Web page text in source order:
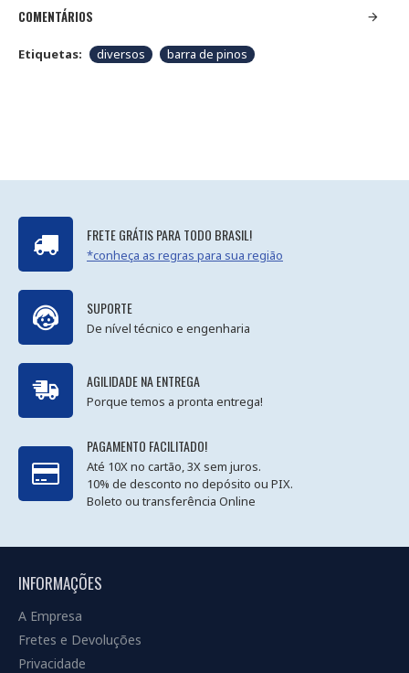
COMENTÁRIOS
Etiquetas: diversos barra de pinos
FRETE GRÁTIS PARA TODO BRASIL!
*conheça as regras para sua região
SUPORTE
De nível técnico e engenharia
AGILIDADE NA ENTREGA
Porque temos a pronta entrega!
PAGAMENTO FACILITADO!
Até 10X no cartão, 3X sem juros.
10% de desconto no depósito ou PIX.
Boleto ou transferência Online
INFORMAÇÕES
A Empresa
Fretes e Devoluções
Privacidade